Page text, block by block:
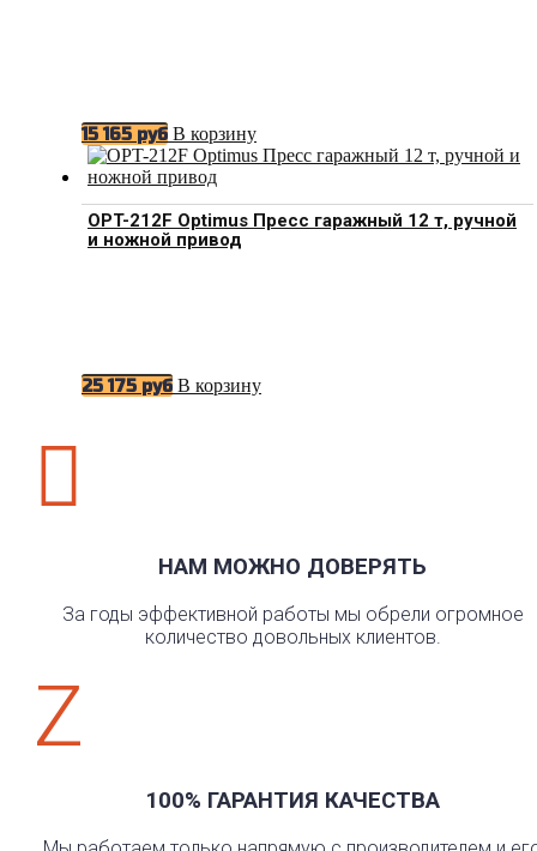
15 165 руб В корзину
OPT-212F Optimus Пресс гаражный 12 т, ручной
и ножной привод
25 175 руб В корзину

НАМ МОЖНО ДОВЕРЯТЬ
За годы эффективной работы мы обрели огромное
количество довольных клиентов.
Z
100% ГАРАНТИЯ КАЧЕСТВА